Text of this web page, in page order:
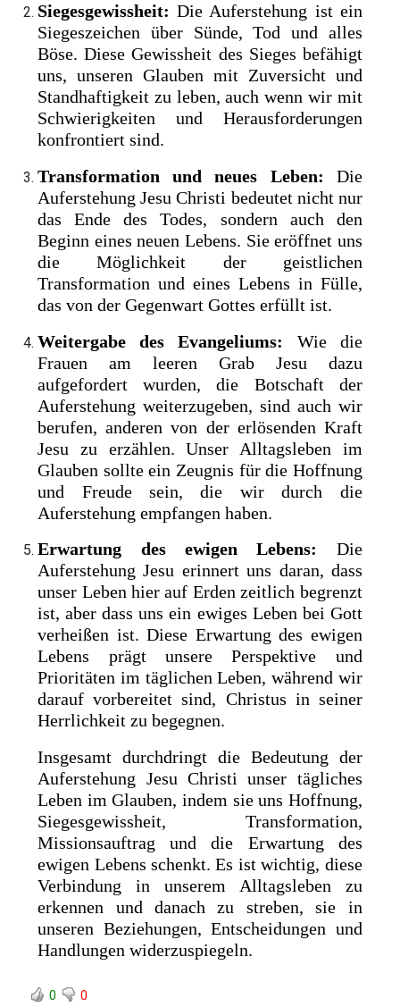
Siegesgewissheit: Die Auferstehung ist ein
Siegeszeichen über Sünde, Tod und alles
Böse. Diese Gewissheit des Sieges befähigt
uns, unseren Glauben mit Zuversicht und
Standhaftigkeit zu leben, auch wenn wir mit
Schwierigkeiten und Herausforderungen
konfrontiert sind.
Transformation und neues Leben: Die
Auferstehung Jesu Christi bedeutet nicht nur
das Ende des Todes, sondern auch den
Beginn eines neuen Lebens. Sie eröffnet uns
die Möglichkeit der geistlichen
Transformation und eines Lebens in Fülle,
das von der Gegenwart Gottes erfüllt ist.
Weitergabe des Evangeliums:
Wie die
Frauen am leeren Grab Jesu dazu
aufgefordert wurden, die Botschaft der
Auferstehung weiterzugeben, sind auch wir
berufen, anderen von der erlösenden Kraft
Jesu zu erzählen. Unser Alltagsleben im
Glauben sollte ein Zeugnis für die Hoffnung
und Freude sein, die wir durch die
Auferstehung empfangen haben.
Erwartung des ewigen Lebens:
Die
Auferstehung Jesu erinnert uns daran, dass
unser Leben hier auf Erden zeitlich begrenzt
ist, aber dass uns ein ewiges Leben bei Gott
verheißen ist. Diese Erwartung des ewigen
Lebens prägt unsere Perspektive und
Prioritäten im täglichen Leben, während wir
darauf vorbereitet sind, Christus in seiner
Herrlichkeit zu begegnen.
Insgesamt durchdringt die Bedeutung der
Auferstehung Jesu Christi unser tägliches
Leben im Glauben, indem sie uns Hoffnung,
Siegesgewissheit, Transformation,
Missionsauftrag und die Erwartung des
ewigen Lebens schenkt. Es ist wichtig, diese
Verbindung in unserem Alltagsleben zu
erkennen und danach zu streben, sie in
unseren Beziehungen, Entscheidungen und
Handlungen widerzuspiegeln.
0 0